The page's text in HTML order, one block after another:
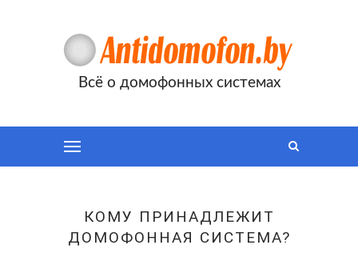
Всё о домофонных системах
КОМУ ПРИНАДЛЕЖИТ
ДОМОФОННАЯ СИСТЕМА?